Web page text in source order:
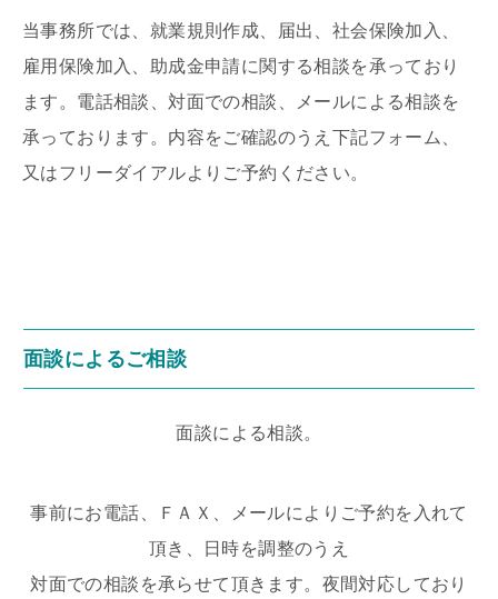
当事務所では、就業規則作成、届出、社会保険加入、
雇用保険加入、助成金申請に関する相談を承っており
ます。電話相談、対面での相談、メールによる相談を
承っております。内容をご確認のうえ下記フォーム、
又はフリーダイアルよりご予約ください。
面談によるご相談
面談による相談。
事前にお電話、ＦＡＸ、メールによりご予約を入れて
頂き、日時を調整のうえ
対面での相談を承らせて頂きます。夜間対応しており